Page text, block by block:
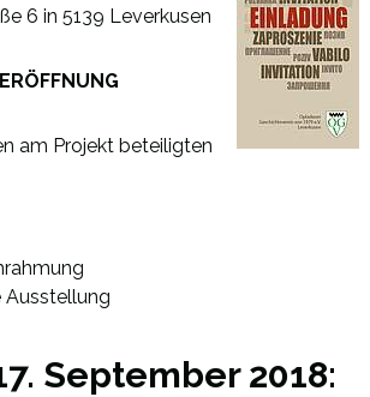
6 in 5139 Leverkusen
am Projekt beteiligten
Ausstellung
September 2018: